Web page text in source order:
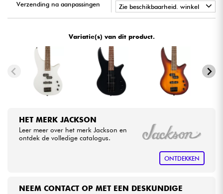
Kinderen
Kabels & toebehoren
HiFi
Sets
Verzending na aanpassingen
Zie beschikbaarheid. winkel
Variatie(s) van dit product.
HET MERK JACKSON
Leer meer over het merk Jackson en
ontdek de volledige catalogus.
ONTDEKKEN
NEEM CONTACT OP MET EEN DESKUNDIGE